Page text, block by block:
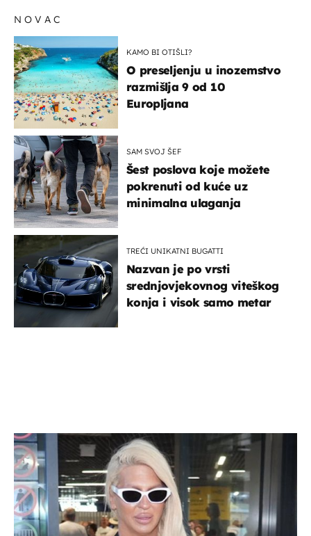
NOVAC
KAMO BI OTIŠLI?
O preseljenju u inozemstvo
razmišlja 9 od 10
Europljana
SAM SVOJ ŠEF
Šest poslova koje možete
pokrenuti od kuće uz
minimalna ulaganja
TREĆI UNIKATNI BUGATTI
Nazvan je po vrsti
srednjovjekovnog viteškog
konja i visok samo metar